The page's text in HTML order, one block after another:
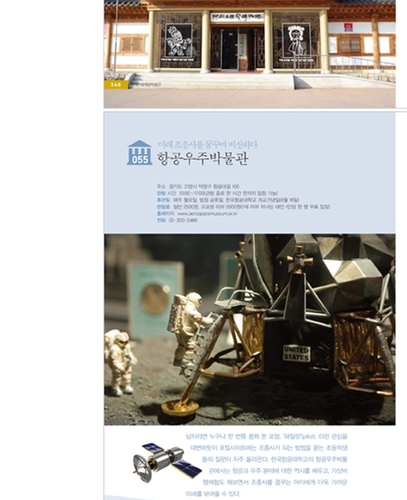
065. 각양각색의 가면들이 모여 자태를 뽐내는 곳
066. 걸리버가 되어 떠나는 세계일주 _ 세계미니어
Chapter 8. 감성을 키우는 미술관, 지식을 발견하는
067. 한 폭의 풍경화 속에서 만나는 한국식 아틀리
069. 창의력은 두 배로, 학습 고민은 반으로 _ 국립
071. 아이가 현대미술과 친해질 수 있는 미술놀이
072. 누구에게나 열려 있는 동네 미술관 _ 양평군
073. 미래의 천재 과학자를 꿈꿔볼 수 있는 곳 _ 인
074. 신림동 막다른 골목 속 문화재의 숲을 거닐다
Chapter 9. 학문을 향한 열정과 캠퍼스의 낭만을
075. 대륙을 호령한 고구려와 발해의 기상을 만나
076. 배꽃 향기 가득한 교정을 거닐며 _ 이화여자
077. 아카라카치! 아카라카쵸! 아카라카치치쵸쵸
078. 국내 대학박물관의 효시 _ 고려대학교박물관
079. 성동구에서 가장 큰 문화 해우소 _ 한양대학
080. 도서관을 만나 인문학의 향기가 더 짙어진 _
081. 한국 근대사의 중심에 섰던 건물에서 출발하